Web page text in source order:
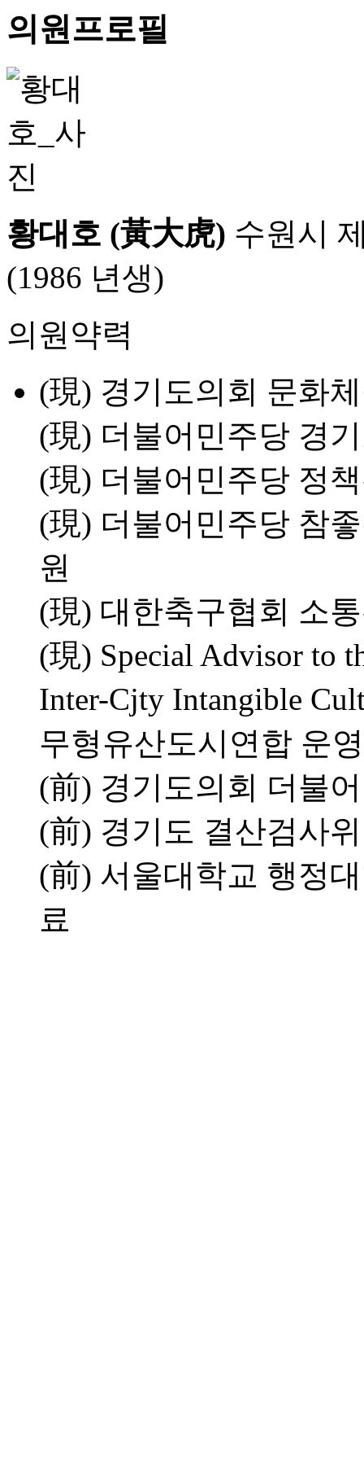
의원프로필
황대호 (黃大虎) 수원시
(1986 년생)
의원약력
(現) 경기도의회 문화
(現) 더불어민주당 경
(現) 더불어민주당 정
(現) 더불어민주당 참
원
(現) 대한축구협회 소
(現) Special Advisor to
Inter-Cjty Intangible
무형유산도시연합 운
(前) 경기도의회 더불
(前) 경기도 결산검사
(前) 서울대학교 행정
료